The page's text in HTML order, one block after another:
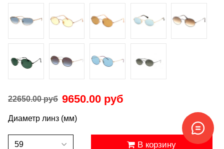
22650.00 руб 9650.00 руб
Диаметр линз (мм)
В корзину